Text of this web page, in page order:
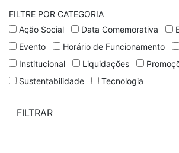
FILTRE POR CATEGORIA
Ação Social
Data Comemorativa
Evento
Horário de Funcionamento
Institucional
Liquidações
Sustentabilidade
Tecnologia